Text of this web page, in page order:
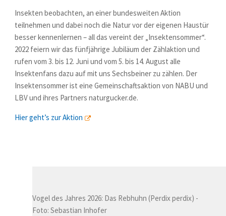
Insekten beobachten, an einer bundesweiten Aktion
teilnehmen und dabei noch die Natur vor der eigenen Haustür
besser kennenlernen – all das vereint der „Insektensommer“.
2022 feiern wir das fünfjährige Jubiläum der Zählaktion und
rufen vom 3. bis 12. Juni und vom 5. bis 14. August alle
Insektenfans dazu auf mit uns Sechsbeiner zu zählen. Der
Insektensommer ist eine Gemeinschaftsaktion von NABU und
LBV und ihres Partners naturgucker.de.
Hier geht’s zur Aktion
Vogel des Jahres 2026: Das Rebhuhn (Perdix perdix) -
Foto: Sebastian Inhofer